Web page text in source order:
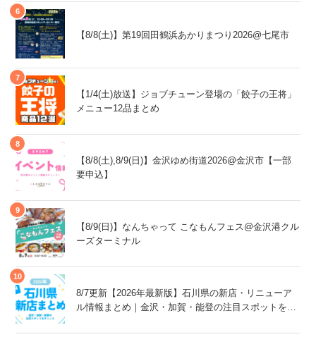
【8/8(土)】第19回田鶴浜あかりまつり2026@七尾市
【1/4(土)放送】ジョブチューン登場の「餃子の王将」
メニュー12品まとめ
【8/8(土),8/9(日)】金沢ゆめ街道2026@金沢市【一部
要申込】
【8/9(日)】なんちゃって こなもんフェス@金沢港クル
ーズターミナル
8/7更新【2026年最新版】石川県の新店・リニューア
ル情報まとめ｜金沢・加賀・能登の注目スポットをチ